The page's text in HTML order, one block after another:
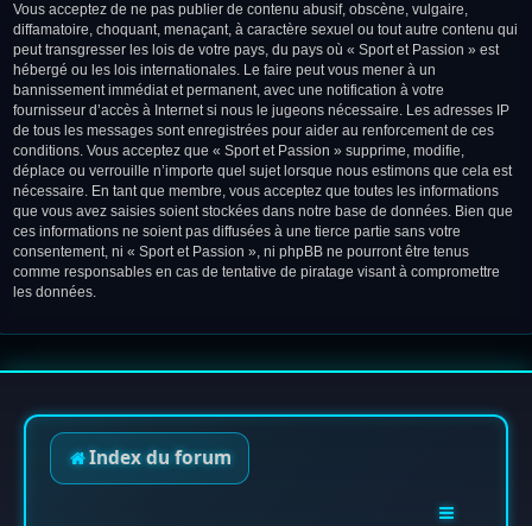
Vous acceptez de ne pas publier de contenu abusif, obscène, vulgaire,
diffamatoire, choquant, menaçant, à caractère sexuel ou tout autre contenu qui
peut transgresser les lois de votre pays, du pays où « Sport et Passion » est
hébergé ou les lois internationales. Le faire peut vous mener à un
bannissement immédiat et permanent, avec une notification à votre
fournisseur d’accès à Internet si nous le jugeons nécessaire. Les adresses IP
de tous les messages sont enregistrées pour aider au renforcement de ces
conditions. Vous acceptez que « Sport et Passion » supprime, modifie,
déplace ou verrouille n’importe quel sujet lorsque nous estimons que cela est
nécessaire. En tant que membre, vous acceptez que toutes les informations
que vous avez saisies soient stockées dans notre base de données. Bien que
ces informations ne soient pas diffusées à une tierce partie sans votre
consentement, ni « Sport et Passion », ni phpBB ne pourront être tenus
comme responsables en cas de tentative de piratage visant à compromettre
les données.
Index du forum